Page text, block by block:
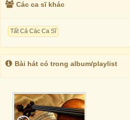
Các ca sĩ khác
Tất Cả Các Ca Sĩ
Bài hát có trong album/playlist